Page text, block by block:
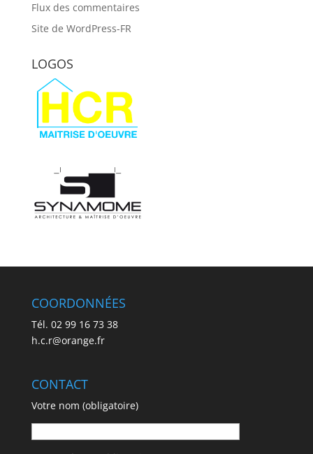
Flux des commentaires
Site de WordPress-FR
LOGOS
COORDONNÉES
Tél. 02 99 16 73 38
h.c.r@orange.fr
CONTACT
Votre nom (obligatoire)